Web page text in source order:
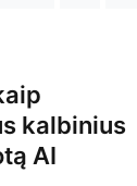
kalbinius
AI